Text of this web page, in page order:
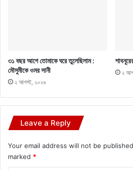
৩১ বছর আগে তোমাকে ঘরে তুলেছিলাম :
মৌসুমীকে ওমর সানী
২ আগস্ট, ২০২৬
২
Leave a Reply
Your email address will not be
marked *